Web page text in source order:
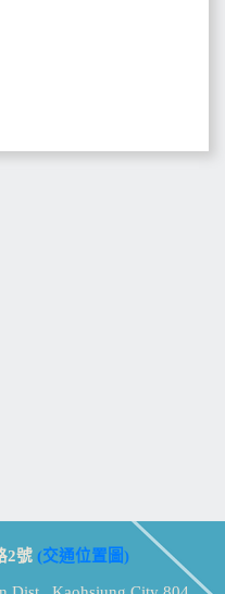
2號 (交通位置圖)